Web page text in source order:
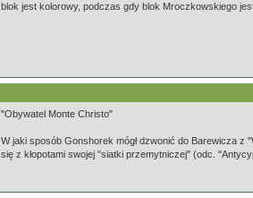
blok jest kolorowy, podczas gdy blok Mroczkowskiego
"Obywatel Monte Christo"
W jaki sposób Gonshorek mógł dzwonić do Barewicza z
się z kłopotami swojej "siatki przemytniczej" (odc.